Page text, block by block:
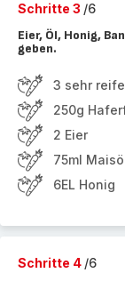
Schritte 3 /6
Eier, Öl, Honig,
geben.
3 sehr
250g
2 Eier
75ml
6EL Honig
Schritte 4 /6